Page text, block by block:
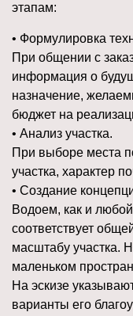
этапам:
• Формулировка
При общении с
информация о
назначение,
бюджет на
• Анализ участка.
При выборе места
участка, характер
• Создание
Водоем, как и
соответствует
масштабу участка.
маленьком
На эскизе
варианты его